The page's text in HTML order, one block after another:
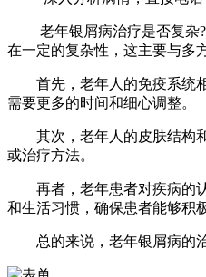
老年银屑病治疗是否复杂?
在一定的复杂性，这主要与多
首先，老年人的免疫系统相
需要更多的时间和细心调整。
其次，老年人的皮肤结构和
或治疗方法。
再者，老年患者对疾病的认
和生活习惯，确保患者能够积
总的来说，老年银屑病的治